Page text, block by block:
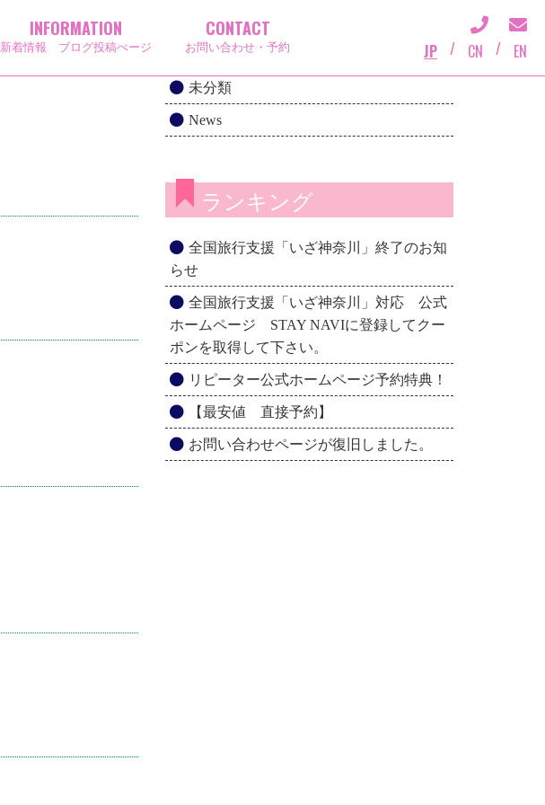
INFORMATION
新着情報 ブログ投稿ぺージ
CONTACT
お問い合わせ・予約 JP / CN / EN
カテゴリー一覧
未分類
News
ランキング
全国旅行支援「いざ神奈川」終了のお知
らせ
全国旅行支援「いざ神奈川」対応 公式
ホームページ STAY NAVIに登録してクー
ポンを取得して下さい。
リピーター公式ホームページ予約特典！
【最安値 直接予約】
お問い合わせページが復旧しました。